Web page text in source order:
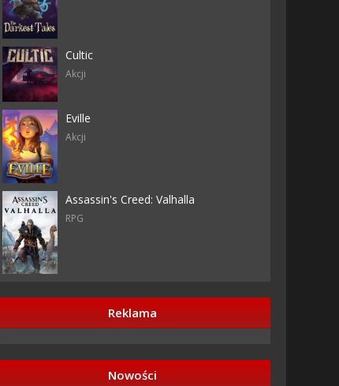
Cultic
Akcji
Eville
Akcji
Assassin's Creed: Valhalla
RPG
Reklama
Nowości